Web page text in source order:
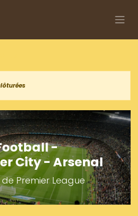
-
City - Arsenal
Premier League